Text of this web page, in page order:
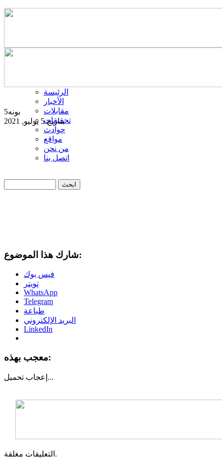
الرئيسة
الأخبار
مقابلات
تحقيقات
حوادث
مواقع
من نحن
اتصل بنا
بونه5
بتاريخ 5 يوليو, 2021
شارك هذا الموضوع:
فيس بوك
تويتر
WhatsApp
Telegram
طباعة
البريد الإلكتروني
LinkedIn
معجب بهذه:
إعجاب تحميل...
التعليقات مغلقة.